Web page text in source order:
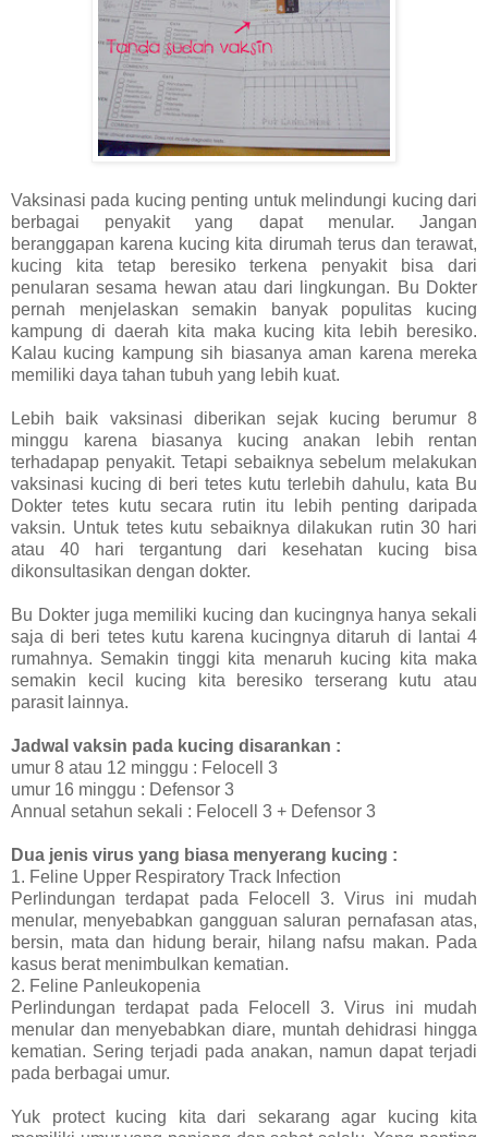
Vaksinasi pada kucing penting untuk melindungi kucing dari
berbagai penyakit yang dapat menular. Jangan
beranggapan karena kucing kita dirumah terus dan terawat,
kucing kita tetap beresiko terkena penyakit bisa dari
penularan sesama hewan atau dari lingkungan. Bu Dokter
pernah menjelaskan semakin banyak populitas kucing
kampung di daerah kita maka kucing kita lebih beresiko.
Kalau kucing kampung sih biasanya aman karena mereka
memiliki daya tahan tubuh yang lebih kuat.
Lebih baik vaksinasi diberikan sejak kucing berumur 8
minggu karena biasanya kucing anakan lebih rentan
terhadapap penyakit. Tetapi sebaiknya sebelum melakukan
vaksinasi kucing di beri tetes kutu terlebih dahulu, kata Bu
Dokter tetes kutu secara rutin itu lebih penting daripada
vaksin. Untuk tetes kutu sebaiknya dilakukan rutin 30 hari
atau 40 hari tergantung dari kesehatan kucing bisa
dikonsultasikan dengan dokter.
Bu Dokter juga memiliki kucing dan kucingnya hanya sekali
saja di beri tetes kutu karena kucingnya ditaruh di lantai 4
rumahnya. Semakin tinggi kita menaruh kucing kita maka
semakin kecil kucing kita beresiko terserang kutu atau
parasit lainnya.
Jadwal vaksin pada kucing disarankan :
umur 8 atau 12 minggu : Felocell 3
umur 16 minggu : Defensor 3
Annual setahun sekali : Felocell 3 + Defensor 3
Dua jenis virus yang biasa menyerang kucing :
1. Feline Upper Respiratory Track Infection
Perlindungan terdapat pada Felocell 3. Virus ini mudah
menular, menyebabkan gangguan saluran pernafasan atas,
bersin, mata dan hidung berair, hilang nafsu makan. Pada
kasus berat menimbulkan kematian.
2. Feline Panleukopenia
Perlindungan terdapat pada Felocell 3. Virus ini mudah
menular dan menyebabkan diare, muntah dehidrasi hingga
kematian. Sering terjadi pada anakan, namun dapat terjadi
pada berbagai umur.
Yuk protect kucing kita dari sekarang agar kucing kita